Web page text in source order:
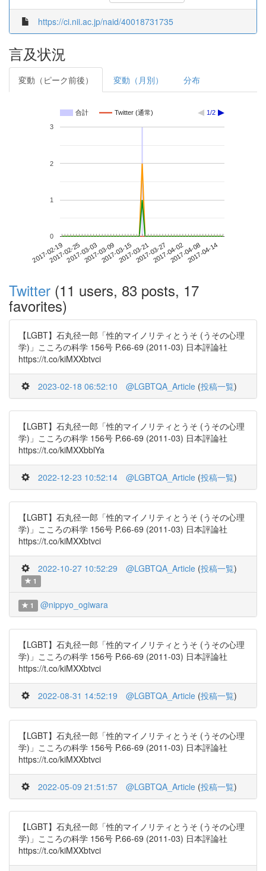
https://ci.nii.ac.jp/naid/40018731735
言及状況
変動（ピーク前後） 変動（月別） 分布
合計 Twitter (通常) 1/2
2017-02-192017-02-252017-03-032017-03-092017-03-152017-03-212017-03-272017-04-022017-04-082017-04-14
0
1
2
3
Twitter (11 users, 83 posts, 17
favorites)
【LGBT】石丸径一郎「性的マイノリティとうそ (うその心理
学)」こころの科学 156号 P.66-69 (2011-03) 日本評論社
https://t.co/kiMXXbtvci
2023-02-18 06:52:10 @LGBTQA_Article (投稿一覧)
【LGBT】石丸径一郎「性的マイノリティとうそ (うその心理
学)」こころの科学 156号 P.66-69 (2011-03) 日本評論社
https://t.co/kiMXXbblYa
2022-12-23 10:52:14 @LGBTQA_Article (投稿一覧)
【LGBT】石丸径一郎「性的マイノリティとうそ (うその心理
学)」こころの科学 156号 P.66-69 (2011-03) 日本評論社
https://t.co/kiMXXbtvci
2022-10-27 10:52:29 @LGBTQA_Article (投稿一覧)
1
1 @nippyo_ogiwara
【LGBT】石丸径一郎「性的マイノリティとうそ (うその心理
学)」こころの科学 156号 P.66-69 (2011-03) 日本評論社
https://t.co/kiMXXbtvci
2022-08-31 14:52:19 @LGBTQA_Article (投稿一覧)
【LGBT】石丸径一郎「性的マイノリティとうそ (うその心理
学)」こころの科学 156号 P.66-69 (2011-03) 日本評論社
https://t.co/kiMXXbtvci
2022-05-09 21:51:57 @LGBTQA_Article (投稿一覧)
【LGBT】石丸径一郎「性的マイノリティとうそ (うその心理
学)」こころの科学 156号 P.66-69 (2011-03) 日本評論社
https://t.co/kiMXXbtvci